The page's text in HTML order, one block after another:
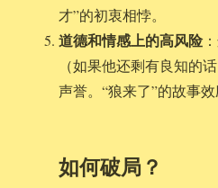
才”的初衷相悖。
道德和情感上的高风险
（如果他还剩有良知的
声誉。“狼来了”的故事
如何破局？